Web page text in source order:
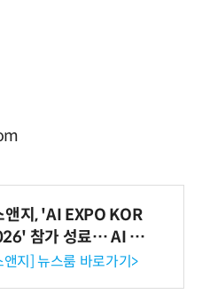
앤지, 'AI EXPO KOR
참가 성료… AI 전
아우르는 통합 솔루
앤지] 뉴스룸 바로가기>